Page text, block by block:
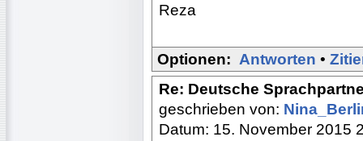
Reza
Optionen: Antworten •
Re: Deutsche
geschrieben von:
Datum: 15. November 2015